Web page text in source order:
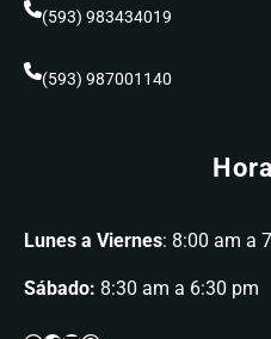
(593) 983434019
(593) 987001140
Lunes a Viernes: 8:00 am a
Sábado: 8:30 am a 6:30 pm